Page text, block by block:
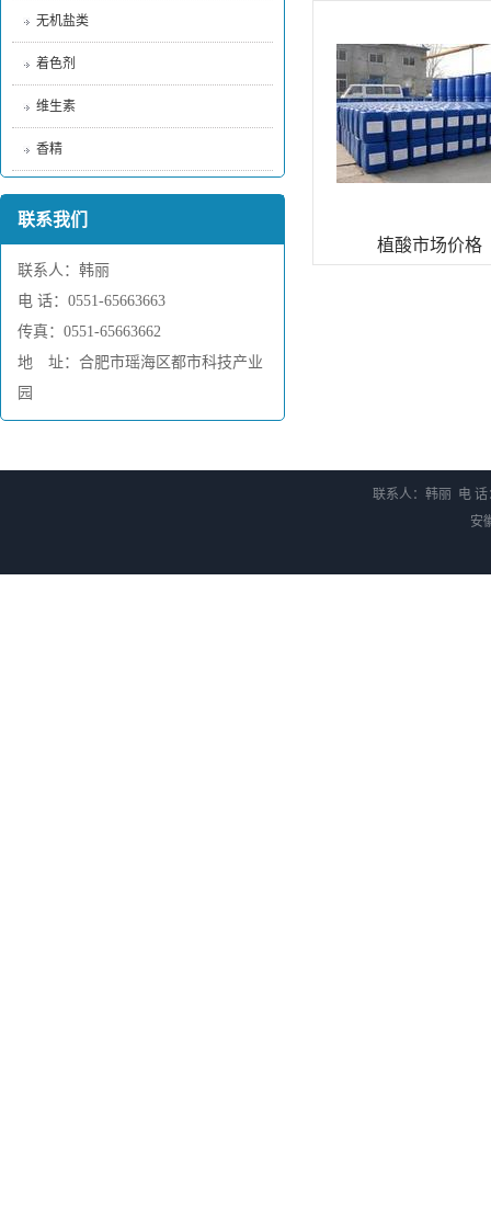
无机盐类
着色剂
维生素
香精
联系我们
联系人：韩丽
电 话：0551-65663663
传真：0551-65663662
地 址：合肥市瑶海区都市科技产业
园
植酸市场价格
联系人：韩丽 电 话
安